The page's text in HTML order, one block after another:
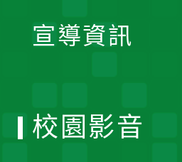
宣導資訊
校園影音